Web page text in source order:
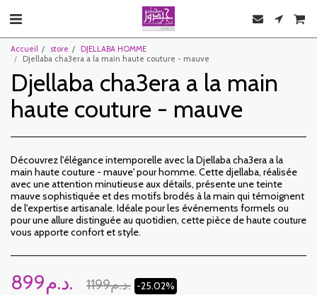
Accueil store
DJELLABA HOMME
Djellaba cha3era a la main haute couture - mauve
Djellaba cha3era a la main
haute couture - mauve
Découvrez l'élégance intemporelle avec la Djellaba cha3era a la
main haute couture - mauve' pour homme. Cette djellaba, réalisée
avec une attention minutieuse aux détails, présente une teinte
mauve sophistiquée et des motifs brodés à la main qui témoignent
de l'expertise artisanale. Idéale pour les événements formels ou
pour une allure distinguée au quotidien, cette pièce de haute couture
vous apporte confort et style.
899 د.م. 1199 د.م. -25.02%